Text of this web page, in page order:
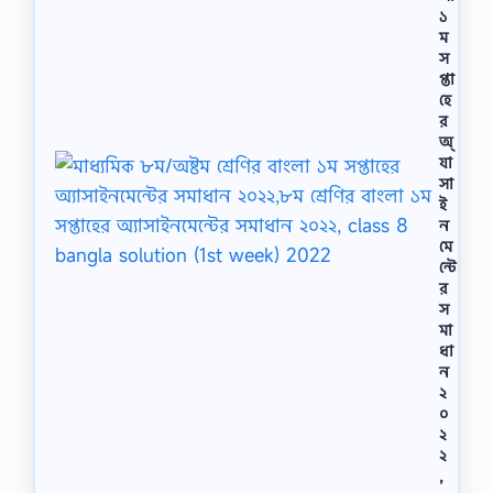
১
ম
স
প্তা
হে
র
অ্
যা
সা
ই
ন
মে
ন্টে
র
স
মা
ধা
ন
২
০
২
২
,